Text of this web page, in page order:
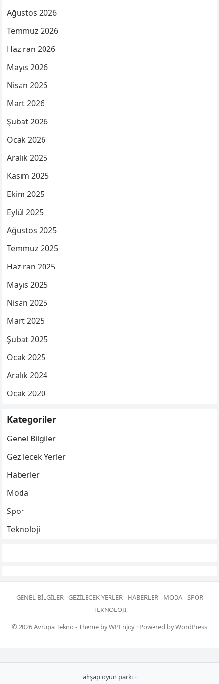
Ağustos 2026
Temmuz 2026
Haziran 2026
Mayıs 2026
Nisan 2026
Mart 2026
Şubat 2026
Ocak 2026
Aralık 2025
Kasım 2025
Ekim 2025
Eylül 2025
Ağustos 2025
Temmuz 2025
Haziran 2025
Mayıs 2025
Nisan 2025
Mart 2025
Şubat 2025
Ocak 2025
Aralık 2024
Ocak 2020
Kategoriler
Genel Bilgiler
Gezilecek Yerler
Haberler
Moda
Spor
Teknoloji
GENEL BILGILER GEZILECEK YERLER HABERLER MODA SPOR
TEKNOLOJI
© 2026Avrupa Tekno - Theme byWPEnjoy · Powered byWordPress
ahşap oyun parkı-